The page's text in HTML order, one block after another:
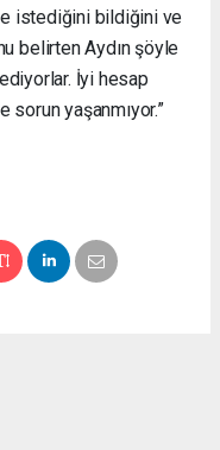
istediğini bildiğini ve
belirten Aydın şöyle
İyi hesap
sorun yaşanmıyor.”